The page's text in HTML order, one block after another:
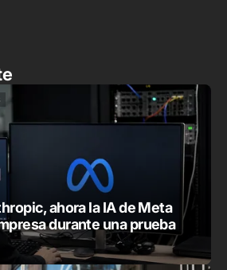
ahora la IA de Meta
durante una prueba